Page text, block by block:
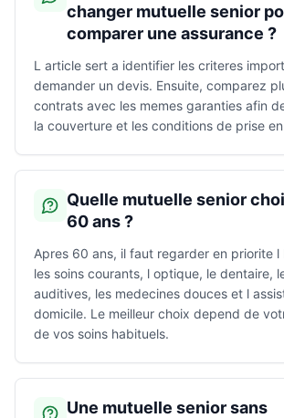
changer mutuelle senior
comparer une assurance ?
L article sert a identifier les criteres
demander un devis. Ensuite, comparez
contrats avec les memes garanties afin
la couverture et les conditions de prise
Quelle mutuelle senior
60 ans ?
Apres 60 ans, il faut regarder en priorite l
les soins courants, l optique, le dentaire,
auditives, les medecines douces et l
domicile. Le meilleur choix depend de
de vos soins habituels.
Une mutuelle senior sans